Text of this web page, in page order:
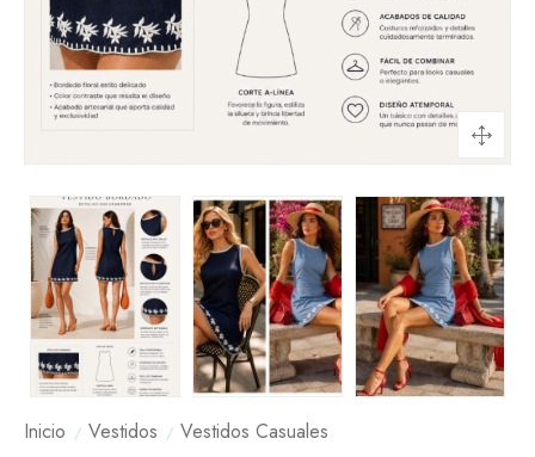
Inicio Vestidos Vestidos Casuales